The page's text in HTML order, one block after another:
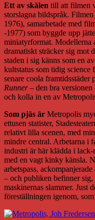
Ett av skälen till att filmen
storslagna bildspråk.
1976), samarbetade med
-1977) som byggde upp
miniatyrformat. Modellerna
dramatiskt sträcker sig mot
staden i sig känns som en
kultstatus som tidig
senare coola framtidsstäder
Runner– den bra versionen
och kolla in en av
Som pjäs är Metropolis
ettusen statister,
relativt lilla scenen, med
mindre central. Arbetarna i
industri är här klädda i
med en vagt kinky känsla.
arbetspass,
– och publiken befinner
maskinernas slammer. Just
föreställningen igenom,